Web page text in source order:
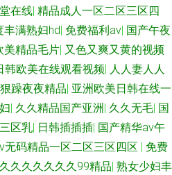
在线| 精品成人一区二区三区四
丰满熟妇hd| 免费福利av| 国产午夜
美精品毛片| 又色又爽又黄的视频
韩欧美在线观看视频| 人人妻人人
躁夜夜精品| 亚洲欧美日韩在线一
| 久久精品国产亚洲 | 久久无毛| 国
区乳| 日韩插插插| 国产精华av午
无码精品一区二区三区四区 | 免费
久久久久久久久99精品| 熟女少妇丰